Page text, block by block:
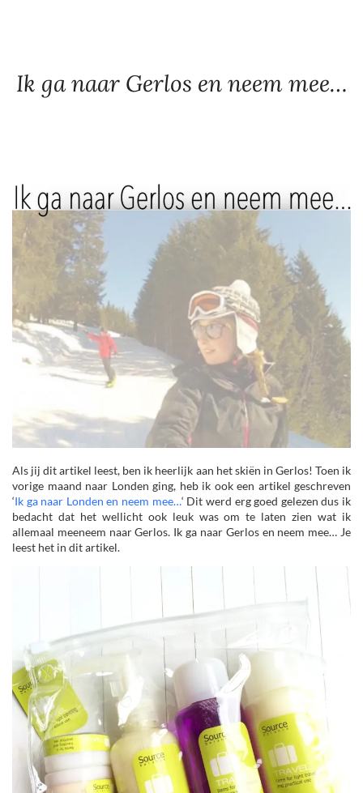
Ik ga naar Gerlos en neem mee…
Als jij dit artikel leest, ben ik heerlijk aan het skiën in Gerlos! Toen ik
vorige maand naar Londen ging, heb ik ook een artikel geschreven
‘Ik ga naar Londen en neem mee…‘ Dit werd erg goed gelezen dus ik
bedacht dat het wellicht ook leuk was om te laten zien wat ik
allemaal meeneem naar Gerlos. Ik ga naar Gerlos en neem mee… Je
leest het in dit artikel.